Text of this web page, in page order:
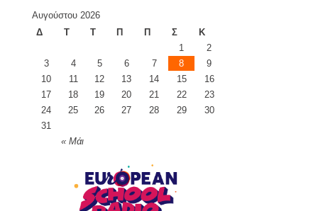
Αυγούστου 2026
Δ
Τ Τ Π Π Σ Κ
« Μάι
1
2
3
4 5 6 7 8
9
10
11 12 13 14 15
16
17
18 19 20 21 22
23
24
25 26 27 28 29
30
31